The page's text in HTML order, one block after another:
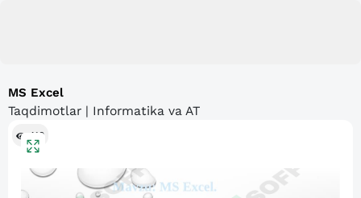
MS Excel
Taqdimotlar | Informatika va AT
410